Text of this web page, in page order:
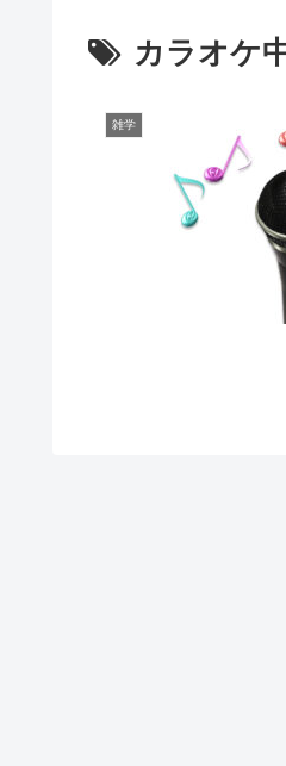
カラオケ
雑学